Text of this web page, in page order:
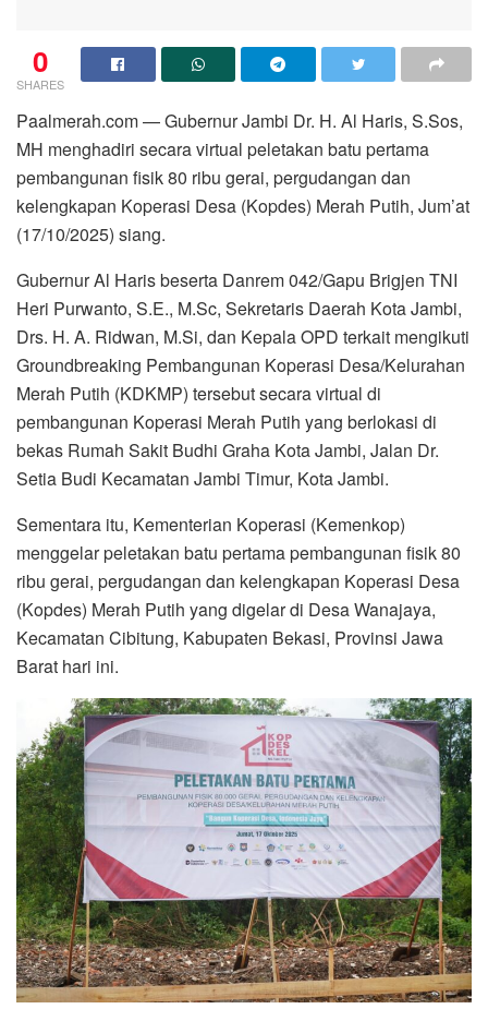
0
SHARES
Paalmerah.com — Gubernur Jambi Dr. H. Al Haris, S.Sos,
MH menghadiri secara virtual peletakan batu pertama
pembangunan fisik 80 ribu gerai, pergudangan dan
kelengkapan Koperasi Desa (Kopdes) Merah Putih, Jum’at
(17/10/2025) siang.
Gubernur Al Haris beserta Danrem 042/Gapu Brigjen TNI
Heri Purwanto, S.E., M.Sc, Sekretaris Daerah Kota Jambi,
Drs. H. A. Ridwan, M.Si, dan Kepala OPD terkait mengikuti
Groundbreaking Pembangunan Koperasi Desa/Kelurahan
Merah Putih (KDKMP) tersebut secara virtual di
pembangunan Koperasi Merah Putih yang berlokasi di
bekas Rumah Sakit Budhi Graha Kota Jambi, Jalan Dr.
Setia Budi Kecamatan Jambi Timur, Kota Jambi.
Sementara itu, Kementerian Koperasi (Kemenkop)
menggelar peletakan batu pertama pembangunan fisik 80
ribu gerai, pergudangan dan kelengkapan Koperasi Desa
(Kopdes) Merah Putih yang digelar di Desa Wanajaya,
Kecamatan Cibitung, Kabupaten Bekasi, Provinsi Jawa
Barat hari ini.